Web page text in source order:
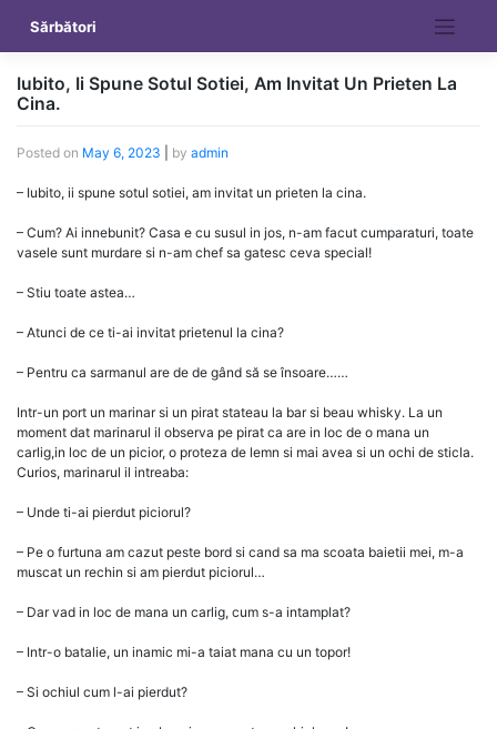
content
Sărbători
Iubito, Ii Spune Sotul Sotiei, Am Invitat Un Prieten La
Cina.
Posted on May 6, 2023 by admin
– Iubito, ii spune sotul sotiei, am invitat un prieten la cina.
– Cum? Ai innebunit? Casa e cu susul in jos, n-am facut cumparaturi, toate
vasele sunt murdare si n-am chef sa gatesc ceva special!
– Stiu toate astea…
– Atunci de ce ti-ai invitat prietenul la cina?
– Pentru ca sarmanul are de de gând să se însoare……
Intr-un port un marinar si un pirat stateau la bar si beau whisky. La un
moment dat marinarul il observa pe pirat ca are in loc de o mana un
carlig,in loc de un picior, o proteza de lemn si mai avea si un ochi de sticla.
Curios, marinarul il intreaba:
– Unde ti-ai pierdut piciorul?
– Pe o furtuna am cazut peste bord si cand sa ma scoata baietii mei, m-a
muscat un rechin si am pierdut piciorul…
– Dar vad in loc de mana un carlig, cum s-a intamplat?
– Intr-o batalie, un inamic mi-a taiat mana cu un topor!
– Si ochiul cum l-ai pierdut?